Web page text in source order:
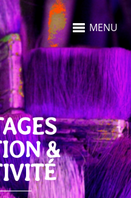
MENU
&